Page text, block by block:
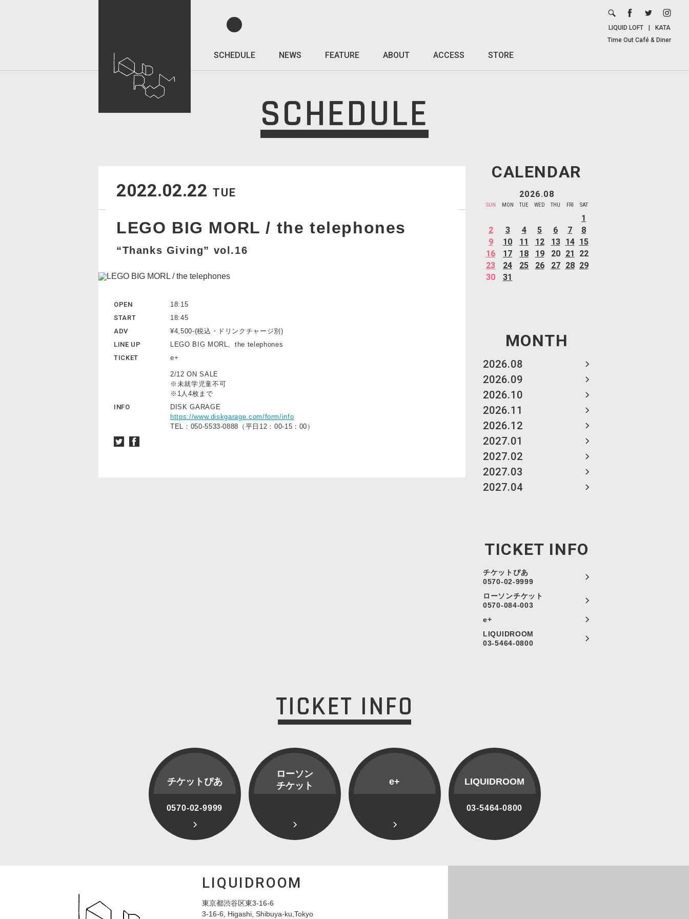
SCHEDULE NEWS FEATURE ABOUT ACCESS STORE
LIQUID LOFT
KATA
Time Out Café & Diner
SCHEDULE
CALENDAR
2026.08
SUN MON TUE WED THU FRI SAT
1
2
3 4 5 6 7
8
9
10 11 12 13 14 15
16
17 18 19 20 21
22
23
24 25 26 27 28 29
30
31
MONTH
2026.08
2026.09
2026.10
2026.11
2026.12
2027.01
2027.02
2027.03
2027.04
TICKET INFO
チケットぴあ
0570-02-9999
ローソンチケット
0570-084-003
e+
LIQUIDROOM
03-5464-0800
2022.02.22 TUE
LEGO BIG MORL / the telephones
“Thanks Giving” vol.16
OPEN
18:15
START
18:45
ADV
¥4,500-(税込・ドリンクチャージ別)
LINE UP
LEGO BIG MORL、the telephones
TICKET
e+
2/12 ON SALE
※未就学児童不可
※1人4枚まで
INFO
DISK GARAGE
https://www.diskgarage.com/form/info
TEL：050-5533-0888（平日12：00-15：00）
TICKET INFO
チケットぴあ
0570-02-9999
ローソン
チケット
e+ LIQUIDROOM
03-5464-0800
LIQUIDROOM
東京都渋谷区東3-16-6
3-16-6, Higashi, Shibuya-ku,Tokyo